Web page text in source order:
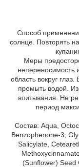
Способ
солнце. Повторять
Меры
непереносимость
область вокруг
промыть водой.
впитывания. Не
период
Состав: Aqua,
Benzophenone-3,
Salicylate,
(Sunflower) Seed